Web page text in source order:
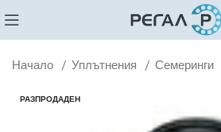
Начало Уплътнения Семеринги
РАЗПРОДАДЕН